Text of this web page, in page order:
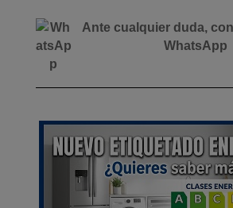
Ante cualquier duda,
WhatsApp